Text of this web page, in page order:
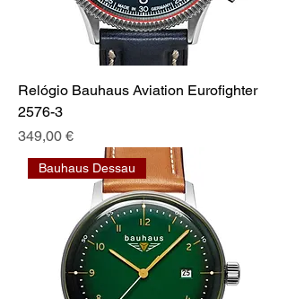
Relógio Bauhaus Aviation Eurofighter
2576-3
Preis
349,00 €
Bauhaus Dessau